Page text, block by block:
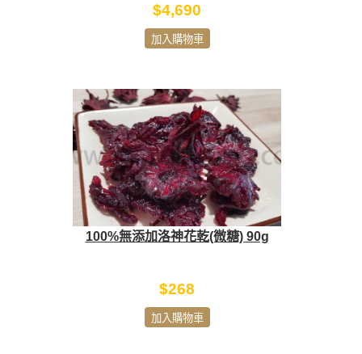
$4,690
加入購物車
100%無添加洛神花乾(微糖) 90g
$268
加入購物車